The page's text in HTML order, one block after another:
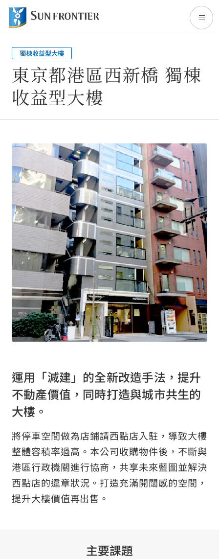
TOP
關於Sun Frontier
股東・投資人專區
永續發展(英文頁面)
交通資訊
聯絡我們
諮詢窗口
日本語 English 繁體中文
關於網站的使用
個人資料保護方針
關於金融商品販賣等的招攬方針
關於如何應對金融商品交易等投訴的資訊
社群媒體使用方針
網站的使用方法
獨棟收益型大樓
東京都港區西新橋 獨棟
收益型大樓
運用「減建」的全新改造手法，提升
不動產價值，同時打造與城市共生的
大樓。
將停車空間做為店鋪請西點店入駐，導致大樓
整體容積率過高。本公司收購物件後，不斷與
港區行政機關進行協商，共享未來藍圖並解決
西點店的違章狀況。打造充滿開闊感的空間，
提升大樓價值再出售。
主要課題